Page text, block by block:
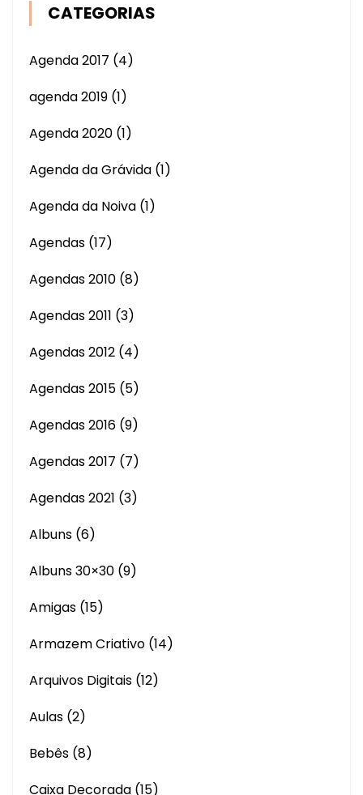
CATEGORIAS
Agenda 2017 (4)
agenda 2019 (1)
Agenda 2020 (1)
Agenda da Grávida (1)
Agenda da Noiva (1)
Agendas (17)
Agendas 2010 (8)
Agendas 2011 (3)
Agendas 2012 (4)
Agendas 2015 (5)
Agendas 2016 (9)
Agendas 2017 (7)
Agendas 2021 (3)
Albuns (6)
Albuns 30×30 (9)
Amigas (15)
Armazem Criativo (14)
Arquivos Digitais (12)
Aulas (2)
Bebês (8)
Caixa Decorada (15)